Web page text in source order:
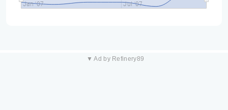
Jan '07 Jul '07
▼ Ad by Refinery89